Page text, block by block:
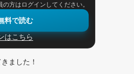
の方はログインしてください。
料で読む
はこちら
湖へ！
ました！